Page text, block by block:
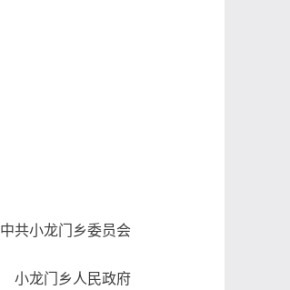
中共小龙门乡委员会
小龙门乡人民政府